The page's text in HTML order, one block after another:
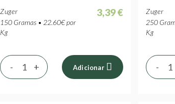
Zuger
150 Gramas • 22.60€ por
Kg
3,39 €
+
- Adicionar
Zuger
250
Kg
-